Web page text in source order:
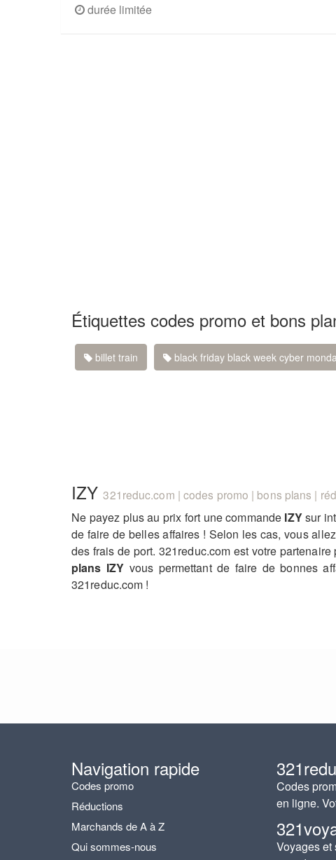
durée limitée
Étiquettes codes promo et bons
billet train black friday black week cyber
IZY321reduc.com | codes promo | bons plans |
Ne payez plus au prix fort une commande IZYsur
de faire de belles affaires ! Selon les cas, vous
des frais de port. 321reduc.com est votre
plans IZY vous permettant de faire de bonnes
321reduc.com !
Navigation rapide
Codes promo
Réductions
Marchands de A à Z
Qui sommes-nous
Codes
en ligne.
Voyages